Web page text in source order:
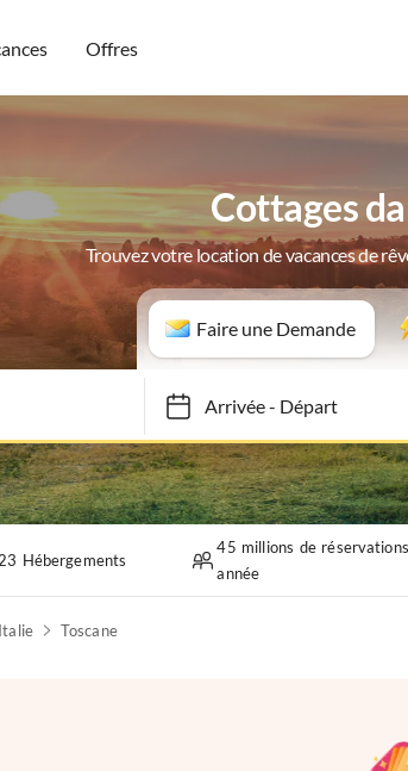
Offres
Cottages
Trouvez votre location de vacances de
Faire une Demande
Arrivée-Départ
Hébergements
45 millions de
année
Italie Toscane